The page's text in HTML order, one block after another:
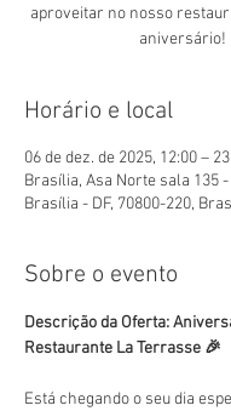
aproveitar no nosso
aniversário!
Horário e local
06 de dez. de 2025, 12:00 –
Brasília, Asa Norte sala 135
Brasília - DF, 70800-220,
Sobre o evento
Descrição da Oferta:
Restaurante La Terrasse 🎉
Está chegando o seu dia